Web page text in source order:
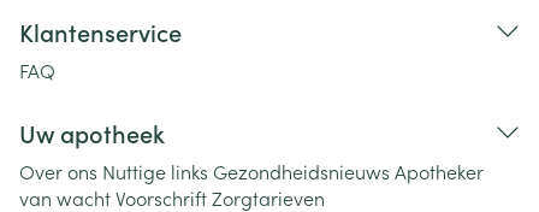
Klantenservice
FAQ
Uw apotheek
Over ons Nuttige links Gezondheidsnieuws Apotheker
van wachtVoorschriftZorgtarieven